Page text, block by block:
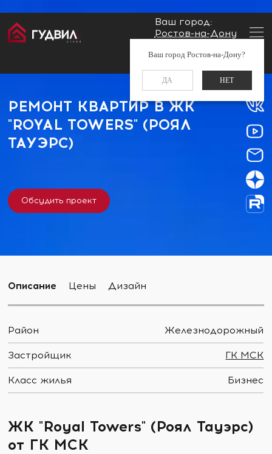
Ваш город:
Ростов-на-Дону
Ваш город Ростов-на-Дону?
ДА НЕТ
Заказать звонок
Главная
Застройщики
РЕМОНТ КВАРТИР В ЖК
"ROYAL TOWERS" (РОЯЛ
ТАУЭРС)
Обсудить проект
Описание Цены Дизайн
Район Железнодорожный
Застройщик ГК МСК
Класс жилья Бизнес
ЖК "Royal Towers" (Роял Тауэрс)
от ГК МСК